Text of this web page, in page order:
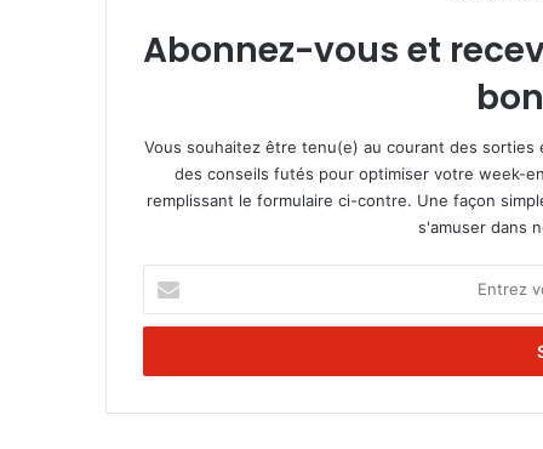
Abonnez-vous et
Vous souhaitez être tenu(e) au courant des
des conseils futés pour optimiser votre week-
remplissant le formulaire ci-contre. Une façon
s'amuser dans
t
e